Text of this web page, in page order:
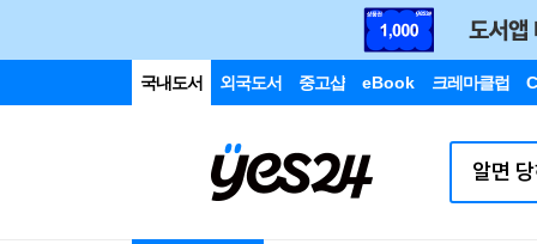
국내도서 외국도서 중고샵 eBook 크레마클럽